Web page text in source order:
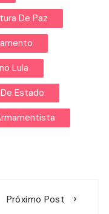
De Paz
Lula
Estado
Próximo Post